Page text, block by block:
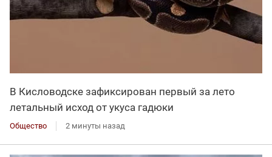
В Кисловодске зафиксирован первый за лето
летальный исход от укуса гадюки
Общество 2 минуты назад